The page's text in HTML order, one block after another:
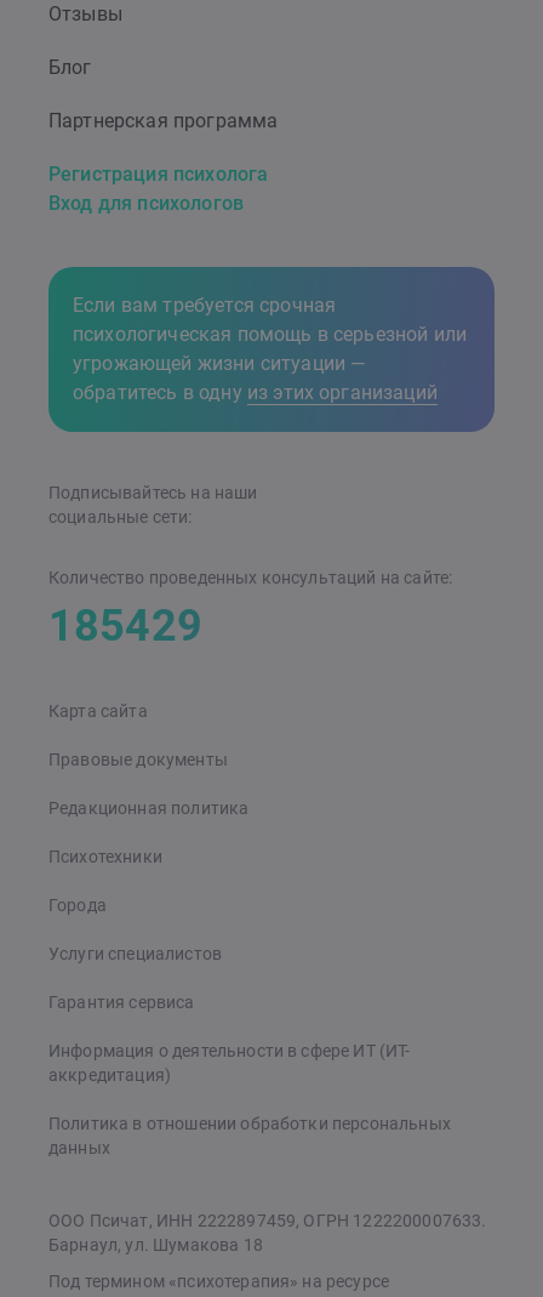
Отзывы
Блог
Партнерская программа
Регистрация психолога
Вход для психологов
Если вам требуется срочная
психологическая помощь в серьезной или
угрожающей жизни ситуации —
обратитесь в одну из этих организаций
Карта сайта
Правовые документы
Редакционная политика
Психотехники
Города
Услуги специалистов
Гарантия сервиса
Информация о деятельности в сфере ИТ (ИТ-
аккредитация)
Политика в отношении обработки персональных
данных
Подписывайтесь на наши
cоциальные сети:
Количество проведенных консультаций на сайте:
185429
ООО Псичат, ИНН 2222897459, ОГРН 1222200007633.
Барнаул, ул. Шумакова 18
Под термином «психотерапия» на ресурсе